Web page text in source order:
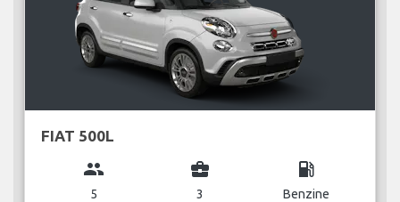
FIAT 500L
group
5
business_center
3
local_gas_station
Benzine